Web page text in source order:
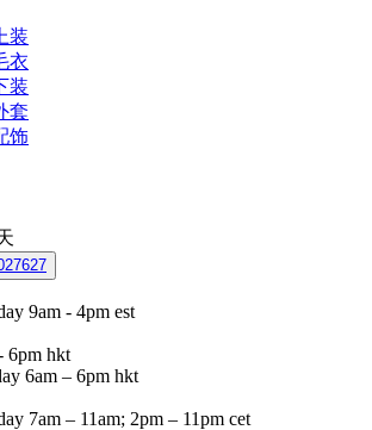
上装
衣
装
套
饰
9am - 4pm est
6pm hkt
6am – 6pm hkt
7am – 11am; 2pm – 11pm cet